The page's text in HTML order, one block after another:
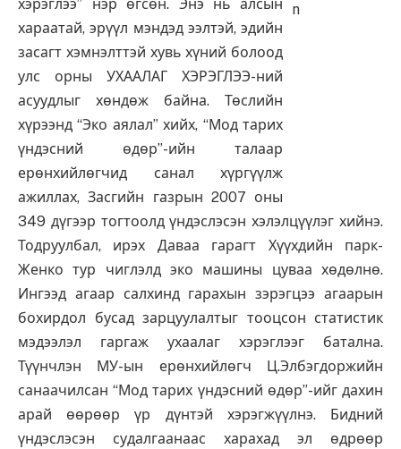
хэрэглээ” нэр өгсөн. Энэ нь алсын
хараатай, эрүүл мэндэд ээлтэй, эдийн
засагт хэмнэлттэй хувь хүний болоод
улс орны УХААЛАГ ХЭРЭГЛЭЭ-ний
асуудлыг хөндөж байна. Төслийн
хүрээнд “Эко аялал” хийх, “Мод тарих
үндэсний өдөр”-ийн талаар
ерөнхийлөгчид санал хүргүүлж
ажиллах, Засгийн газрын 2007 оны
349 дүгээр тогтоолд үндэслэсэн хэлэлцүүлэг хийнэ.
Тодруулбал, ирэх Даваа гарагт Хүүхдийн парк-
Женко тур чиглэлд эко машины цуваа хөдөлнө.
Ингээд агаар салхинд гарахын зэрэгцээ агаарын
бохирдол бусад зарцуулалтыг тооцсон статистик
мэдээлэл гаргаж ухаалаг хэрэглээг батална.
Түүнчлэн МУ-ын ерөнхийлөгч Ц.Элбэгдоржийн
санаачилсан “Мод тарих үндэсний өдөр”-ийг дахин
арай өөрөөр үр дүнтэй хэрэгжүүлнэ. Бидний
үндэслэсэн судалгаанаас харахад эл өдрөөр